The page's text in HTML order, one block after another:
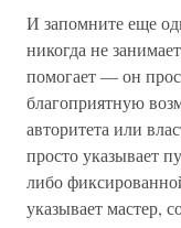
И запомните еще
никогда не
помогает — он
благоприятную
авторитета или
просто указывает
либо
указывает мастер,